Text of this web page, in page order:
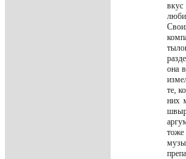
вкус
она
те,
них
тоже